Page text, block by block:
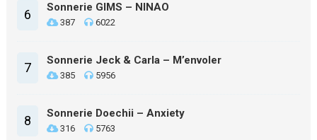
6 Sonnerie GIMS – NINAO
387 6022
7 Sonnerie Jeck & Carla – M’envoler
385 5956
8 Sonnerie Doechii – Anxiety
316 5763